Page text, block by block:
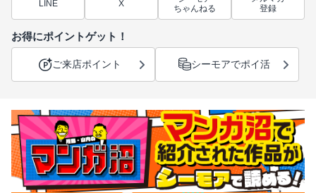
LINE X
ちゃんねる
登録
お得にポイントゲット！
ご来店ポイント シーモアでポイ活